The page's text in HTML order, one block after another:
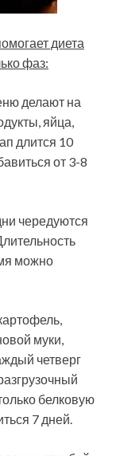
диета
фаз:
делают на
яйца,
длится 10
от 3-8
чередуются
можно
муки,
четверг
белковую
7 дней.